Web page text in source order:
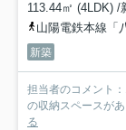
113.44㎡ (4LDK) /
山陽電鉄本線「
新築
担当者のコメント
の収納スペースが
る